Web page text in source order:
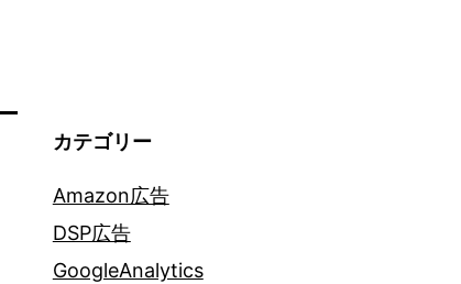
カテゴリー
Amazon広告
DSP広告
GoogleAnalytics